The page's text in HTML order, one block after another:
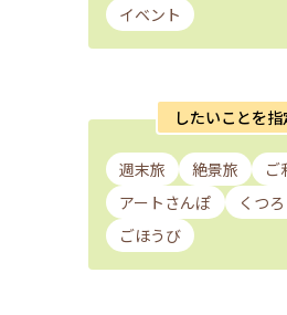
イベント
したいことを
週末旅 絶景旅
ご
アートさんぽ
くつ
ごほうび